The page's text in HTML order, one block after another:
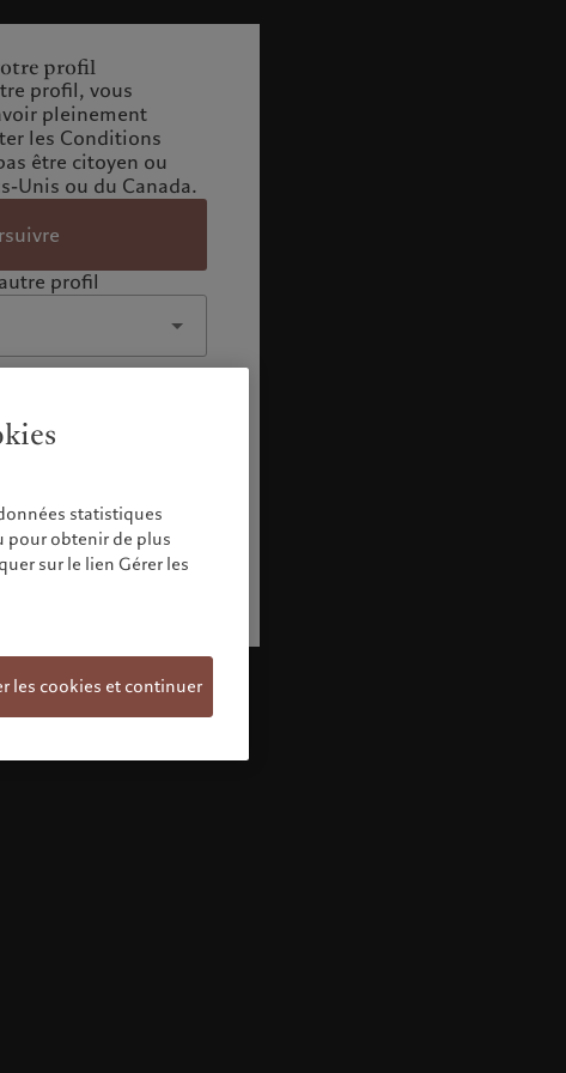
profil
profil, vous
pleinement
les Conditions
être citoyen ou
Unis ou du Canada.
profil
statistiques
pour obtenir de plus
sur le lien Gérer les
les cookies et continuer